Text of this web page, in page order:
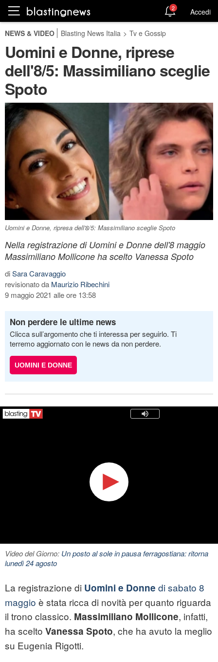
2 Accedi
NEWS & VIDEO Blasting News Italia > Tv e Gossip
Uomini e Donne, riprese
dell'8/5: Massimiliano sceglie
Spoto
Uomini e Donne, ripresa dell'8/5: Massimiliano sceglie Spoto
Nella registrazione di Uomini e Donne dell'8 maggio
Massimiliano Mollicone ha scelto Vanessa Spoto
diSara Caravaggio
revisionato da Maurizio Ribechini
9 maggio 2021 alle ore 13:58
Non perdere le ultime news
Clicca sull’argomento che ti interessa per seguirlo. Ti
terremo aggiornato con le news da non perdere.
UOMINI E DONNE
Video del Giorno: Un posto al sole in pausa ferragostiana: ritorna
lunedì 24 agosto
La registrazione di Uomini e Donne di sabato 8
maggio è stata ricca di novità per quanto riguarda
il trono classico. Massimiliano Mollicone, infatti,
ha scelto Vanessa Spoto, che ha avuto la meglio
su Eugenia Rigotti.